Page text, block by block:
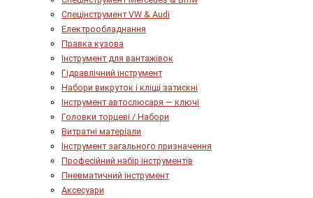
Спецінструмент VW & Audi
Електрообладнання
Правка кузова
Інструмент для вантажівок
Гідравлічний інструмент
Набори викруток і кліщі затискні
Інструмент автослюсаря — ключі
Головки торцеві / Набори
Витратні матеріали
Інструмент загального призначення
Професійний набір інструментів
Пневматичний інструмент
Аксесуари